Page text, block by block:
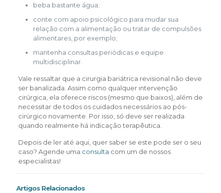
beba bastante água;
conte com apoio psicológico para mudar sua
relação com a alimentação ou tratar de compulsões
alimentares, por exemplo;
mantenha consultas periódicas e equipe
multidisciplinar.
Vale ressaltar que a cirurgia bariátrica revisional não deve
ser banalizada. Assim como qualquer intervenção
cirúrgica, ela oferece riscos (mesmo que baixos), além de
necessitar de todos os cuidados necessários ao pós-
cirúrgico novamente. Por isso, só deve ser realizada
quando realmente há indicação terapêutica.
Depois de ler até aqui, quer saber se este pode ser o seu
caso? Agende uma consulta com um de nossos
especialistas!
Artigos Relacionados